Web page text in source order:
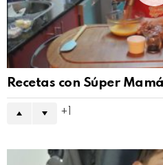
Recetas con Súper
1